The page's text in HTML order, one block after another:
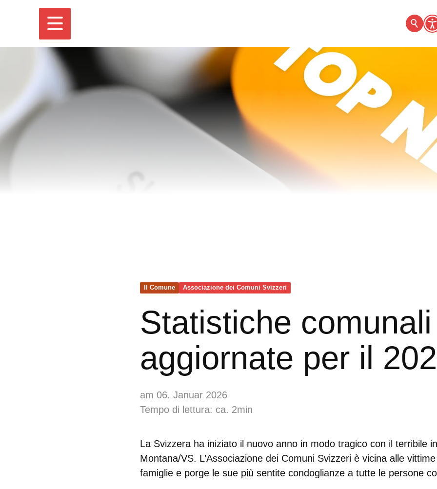
Il Comune Associazione dei Comuni Svizzeri
Statistiche comunali
aggiornate per il
am 06. Januar 2026
Tempo di lettura: ca. 2min
La Svizzera ha iniziato il nuovo anno in modo tragico con il terribile
Montana/VS. L’Associazione dei Comuni Svizzeri è vicina alle
famiglie e porge le sue più sentite condoglianze a tutte le persone